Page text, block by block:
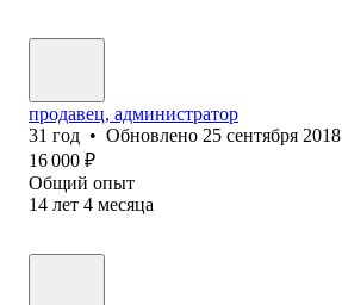
продавец, администратор
31 год • Обновлено 25 сентября 2018
16 000 ₽
Общий опыт
14 лет 4 месяца